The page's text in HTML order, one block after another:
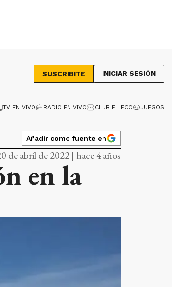
SUSCRIBITE INICIAR SESIÓN
TV EN VIVO RADIO EN VIVO CLUB EL ECO JUEGOS
Añadir como fuente en
de abril de 2022 | hace 4 años
en la